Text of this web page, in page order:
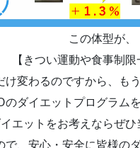
この体型が、
【きつい運動や食事制限
け変わるのですから、も
ダイエットプログラム
エットをお考えならぜひ
、安心・安全に皆様の